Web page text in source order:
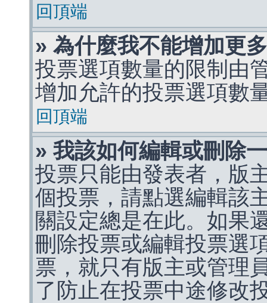
回頂端
» 為什麼我不能增加更
投票選項數量的限制由
增加允許的投票選項數
回頂端
» 我該如何編輯或刪除
投票只能由發表者，版
個投票，請點選編輯該
關設定總是在此。如果
刪除投票或編輯投票選
票，就只有版主或管理
了防止在投票中途修改